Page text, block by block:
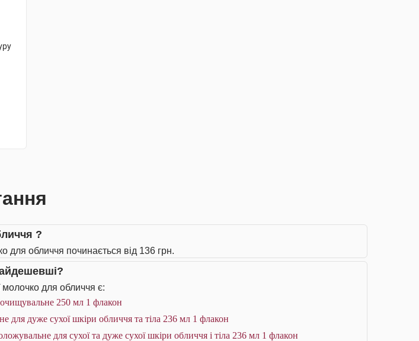
?
для обличчя починається від 136 грн.
молочко для обличчя є:
250 мл 1 флакон
для дуже сухої шкіри обличчя та тіла 236 мл 1 флакон
для сухої та дуже сухої шкіри обличчя і тіла 236 мл 1 флакон